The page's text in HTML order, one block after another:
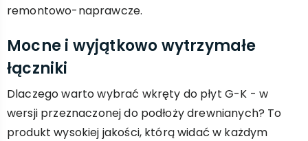
remontowo-naprawcze.
Mocne i wyjątkowo wytrzymałe
łączniki
Dlaczego warto wybrać wkręty do płyt G-K - w
wersji przeznaczonej do podłoży drewnianych? To
produkt wysokiej jakości, którą widać w każdym